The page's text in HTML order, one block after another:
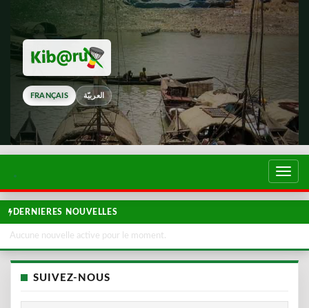
FRANÇAIS العربيّة
DERNIERES NOUVELLES
Aucune nouvelle active pour le moment.
SUIVEZ-NOUS